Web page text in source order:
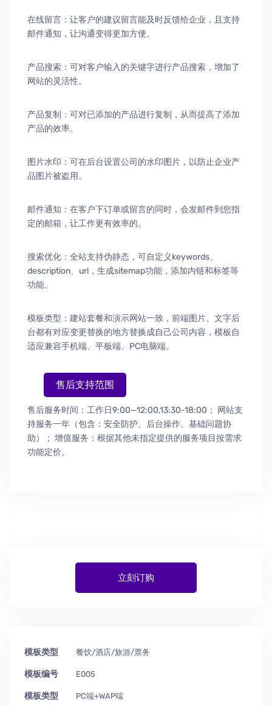
在线留言：让客户的建议留言能及时反馈给企业，且支持
邮件通知，让沟通变得更加方便。
产品搜索：可对客户输入的关键字进行产品搜索，增加了
网站的灵活性。
产品复制：可对已添加的产品进行复制，从而提高了添加
产品的效率。
图片水印：可在后台设置公司的水印图片，以防止企业产
品图片被盗用。
邮件通知：在客户下订单或留言的同时，会发邮件到您指
定的邮箱，让工作更有效率的。
搜索优化：全站支持伪静态，可自定义keywords、
description、url，生成sitemap功能，添加内链和标签等
功能。
模板类型：建站套餐和演示网站一致，前端图片、文字后
台都有对应变更替换的地方替换成自己公司内容，模板自
适应兼容手机端、平板端、PC电脑端。
售后支持范围
售后服务时间：工作日9:00—12:00,13:30-18:00；
网站支
持服务一年（包含：安全防护、 后台操作、 基础问题协
助）
； 增值服务：根据其他未指定提供的服务项目按需求
功能定价。
立刻订购
模板类型 餐饮/酒店/旅游/票务
模板编号 E005
模板类型 PC端+WAP端